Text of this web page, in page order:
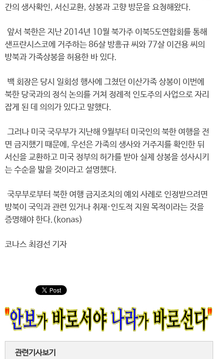
간의 생사확인, 서신교환, 상봉과 고향 방문을 요청해왔다.
앞서 북한은 지난 2014년 10월 북가주 이북5도연합회를 통해
샌프란시스코에 거주하는 86살 방흥규 씨와 77살 이건용 씨의
방북과 가족상봉을 허용한 바 있다.
백 회장은 당시 일회성 행사에 그쳤던 이산가족 상봉이 이번에
북한 당국과의 정식 논의를 거쳐 정례적 인도주의 사업으로 자리
잡게 된 데 의의가 있다고 말했다.
그러나 미국 국무부가 지난해 9월부터 미국인의 북한 여행을 전
면 금지했기 때문에, 우선은 가족의 생사와 거주지를 확인한 뒤
서신을 교환하고 미국 정부의 허가를 받아 실제 상봉을 성사시키
는 수순을 밟을 것이라고 설명했다.
국무부로부터 북한 여행 금지조치의 예외 사례로 인정받으려면
방북이 국익과 관련 있거나 취재·인도적 지원 목적이라는 것을
증명해야 한다.(konas)
코나스 최경선 기자
관련기사보기